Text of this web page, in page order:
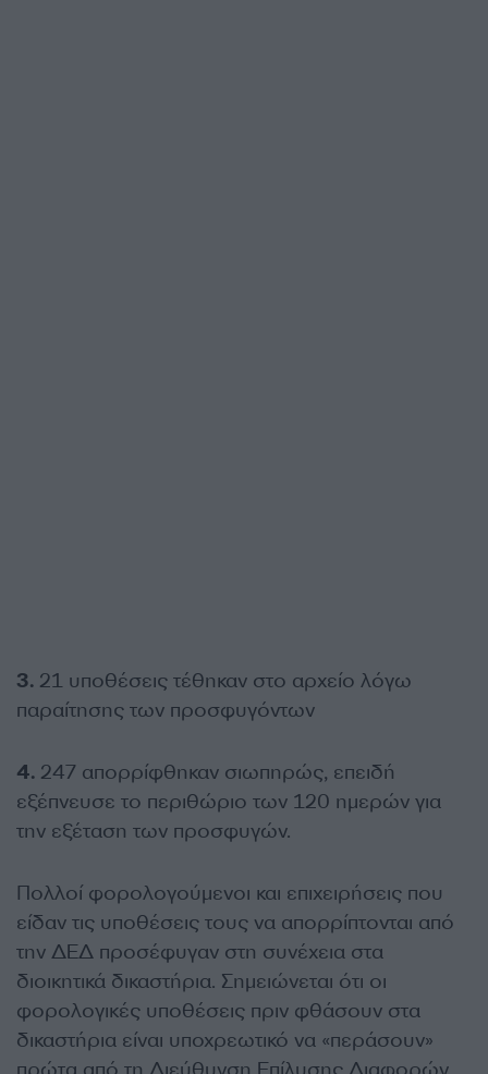
3. 21 υποθέσεις τέθηκαν στο αρχείο λόγω
παραίτησης των προσφυγόντων
4. 247 απορρίφθηκαν σιωπηρώς, επειδή
εξέπνευσε το περιθώριο των 120 ημερών για
την εξέταση των προσφυγών.
Πολλοί φορολογούμενοι και επιχειρήσεις που
είδαν τις υποθέσεις τους να απορρίπτονται από
την ΔΕΔ προσέφυγαν στη συνέχεια στα
διοικητικά δικαστήρια. Σημειώνεται ότι οι
φορολογικές υποθέσεις πριν φθάσουν στα
δικαστήρια είναι υποχρεωτικό να «περάσουν»